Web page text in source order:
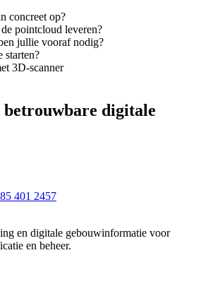
concreet op?
pointcloud leveren?
jullie vooraf nodig?
starten?
digitale
401 2457
en digitale gebouwinformatie voor
en beheer.